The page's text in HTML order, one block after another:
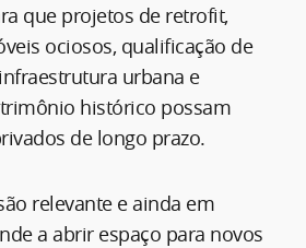
que projetos de retrofit,
ociosos, qualificação de
urbana e
histórico possam
de longo prazo.
relevante e ainda em
a abrir espaço para novos